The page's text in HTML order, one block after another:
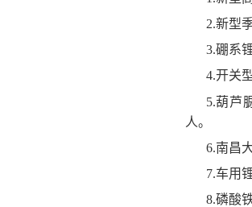
2.新型
3.硼系
4.开关
5.葫芦
人。
6.南昌
7.车用
8.磷酸